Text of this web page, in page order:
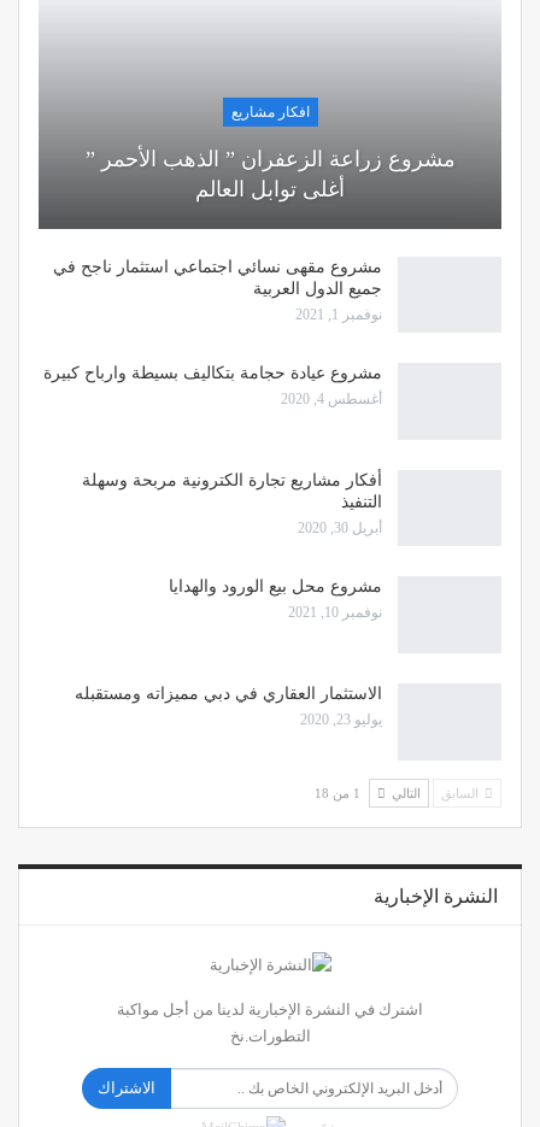
افكار مشاريع
مشروع زراعة الزعفران ” الذهب الأحمر ”
أغلى توابل العالم
مشروع مقهى نسائي اجتماعي استثمار ناجح في
جميع الدول العربية
نوفمبر 1, 2021
مشروع عيادة حجامة بتكاليف بسيطة وارباح كبيرة
أغسطس 4, 2020
أفكار مشاريع تجارة الكترونية مربحة وسهلة
التنفيذ
أبريل 30, 2020
مشروع محل بيع الورود والهدايا
نوفمبر 10, 2021
الاستثمار العقاري في دبي مميزاته ومستقبله
يوليو 23, 2020
السابق التالي 1 من 18
النشرة الإخبارية
اشترك في النشرة الإخبارية لدينا من أجل مواكبة
التطورات.نخ
الاشتراك